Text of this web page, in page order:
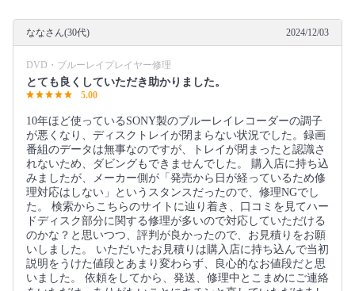
ななさん(30代) 2024/12/03
DVD・ブルーレイプレイヤー修理
とても良くしていただき助かりました。
5.00
10年ほど使っているSONY製のブルーレイレコーダーの調子
が悪くなり、ディスクトレイが閉まらない状況でした。録画
番組のデータは無事なのですが、トレイが閉まったと認識さ
れないため、ダビングもできませんでした。 購入店に持ち込
みましたが、メーカー側が「発売から日が経っているため修
理対応はしない」というスタンスだったので、修理NGでし
た。 検索からこちらのサイトに辿り着き、口コミを見てハー
ドディスク部分に関する修理が多いので対応していただける
のかな？と思いつつ、評判が良かったので、お見積りをお願
いしました。 いただいたお見積りは購入店に持ち込んで当初
説明をうけた値段とあまり変わらず、良心的なお値段だと思
いました。 依頼をしてから、発送、修理中とこまめにご連絡